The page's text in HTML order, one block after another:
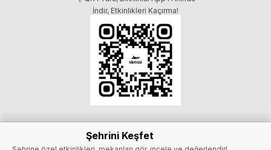
Şehrini Keşfet
İndir, Etkinlikleri Kaçırma!